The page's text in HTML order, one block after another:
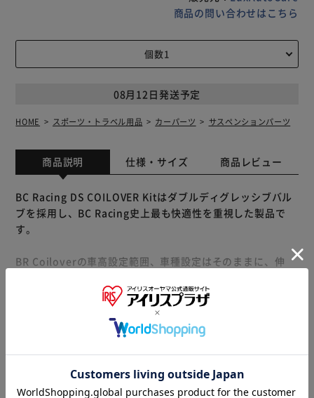
商品の問い合わせはこちら
08月12日発送予定
HOME スポーツ・トラベル用品 カーパーツ サスペンションパーツ
商品説明 仕様・サイズ 商品レビュー
BC Racing DS COILOVER Kitはダブルディグレッシブバル
ブを採用し、BC Racing史上最も快適性を重視した製品で
す。
BR Coiloverの車高設定範囲、車種設定はそのままに、伸
低速域から減衰力を立ち上げる事でいわゆる街乗りでの段差
やギャップ等の落下Gを軽減させ、高速で上がりすぎる減衰
力をカットする事で快適性を実現しております。
これまでの各国におけるレース活動コンテスト、またユーザ
ーの意見を参考にし、日本の道路事情に合わせた乗り味を追
もっと見る
※製品は予告なく仕様を変更する場合がございます。あらか
じめご了承ください。